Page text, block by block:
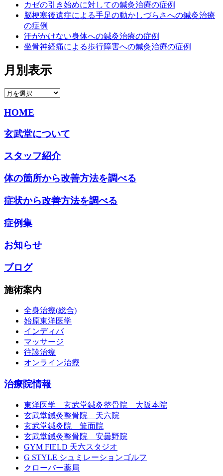
カゼの引き始めに対しての鍼灸治療の症例
脳梗塞後遺症による手足の動かしづらさへの鍼灸治療
の症例
汗がかけない身体への鍼灸治療の症例
坐骨神経痛による歩行障害への鍼灸治療の症例
月別表示
HOME
玄武堂について
スタッフ紹介
体の箇所から改善方法を調べる
症状から改善方法を調べる
症例集
お知らせ
ブログ
施術案内
全身治療(総合)
始原東洋医学
インディバ
マッサージ
往診治療
オンライン治療
治療院情報
東洋医学 玄武堂鍼灸整骨院 大阪本院
玄武堂鍼灸整骨院 天六院
玄武堂鍼灸院 箕面院
玄武堂鍼灸整骨院 安曇野院
GYM FIELD 天六スタジオ
G STYLE シュミレーションゴルフ
クローバー薬局